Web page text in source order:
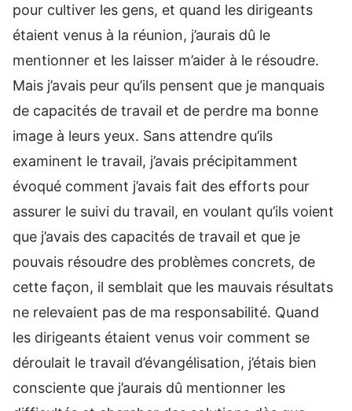
pour cultiver les gens, et quand les dirigeants
étaient venus à la réunion, j’aurais dû le
mentionner et les laisser m’aider à le résoudre.
Mais j’avais peur qu’ils pensent que je manquais
de capacités de travail et de perdre ma bonne
image à leurs yeux. Sans attendre qu’ils
examinent le travail, j’avais précipitamment
évoqué comment j’avais fait des efforts pour
assurer le suivi du travail, en voulant qu’ils voient
que j’avais des capacités de travail et que je
pouvais résoudre des problèmes concrets, de
cette façon, il semblait que les mauvais résultats
ne relevaient pas de ma responsabilité. Quand
les dirigeants étaient venus voir comment se
déroulait le travail d’évangélisation, j’étais bien
consciente que j’aurais dû mentionner les